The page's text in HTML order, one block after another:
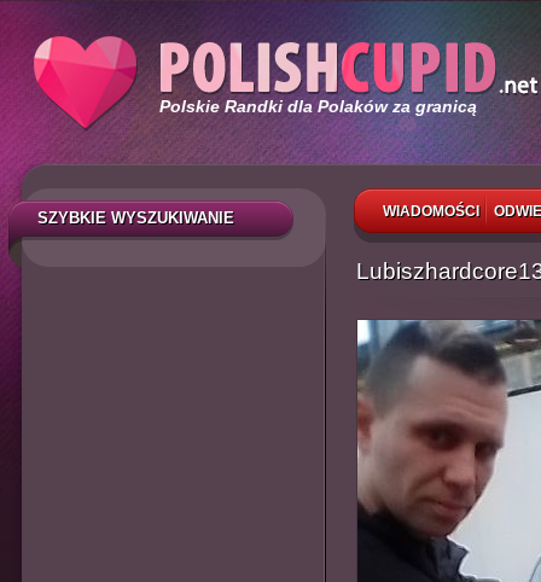
Polskie Randki dla Polaków za granicą
WIADOMOŚCI
SZYBKIE WYSZUKIWANIE